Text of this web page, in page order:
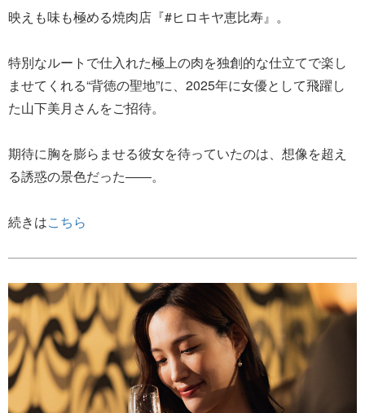
映えも味も極める焼肉店『#ヒロキヤ恵比寿』。
特別なルートで仕入れた極上の肉を独創的な仕立てで楽し
ませてくれる“背徳の聖地”に、2025年に女優として飛躍し
た山下美月さんをご招待。
期待に胸を膨らませる彼女を待っていたのは、想像を超え
る誘惑の景色だった――。
続きはこちら